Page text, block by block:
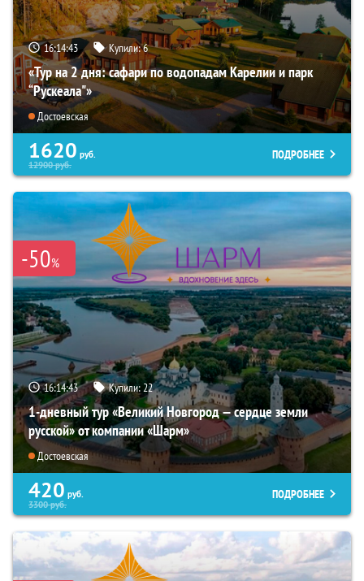
16:14:41 Купили:6
«Тур на 2 дня: сафари по водопадам Карелии и парк
“Рускеала"»
Достоевская
1620 руб.
12900руб.
ПОДРОБНЕЕ
-50%
16:14:41 Купили:22
1-дневный тур «Великий Новгород — сердце земли
русской» от компании «Шарм»
Достоевская
420 руб.
3300руб.
ПОДРОБНЕЕ